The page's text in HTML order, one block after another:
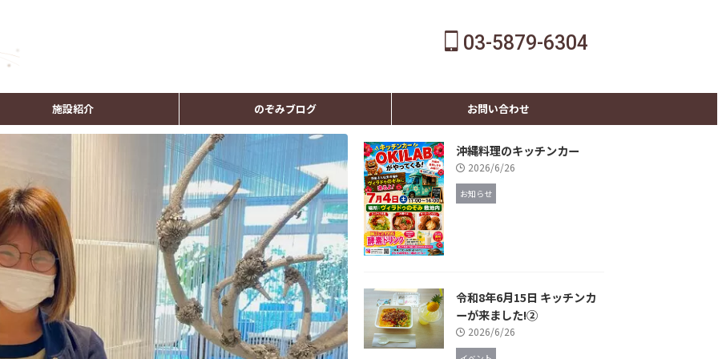
03-5879-6304
施設紹介 のぞみブログ お問い合わせ
沖縄料理のキッチンカー
2026/6/26
お知らせ
令和8年6月15日 キッチンカ
ーが来ました!②
2026/6/26